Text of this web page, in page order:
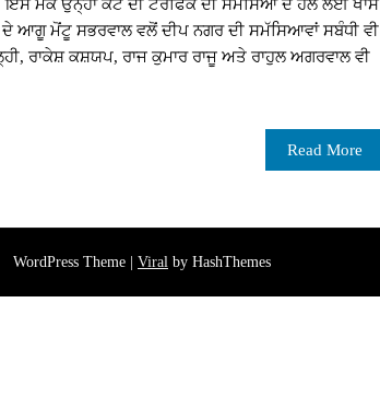
ਮੌਕੇ ਉਨ੍ਹਾਂ ਕੈਂਟ ਦੀ ਟਰੈਫਿਕ ਦੀ ਸਮੱਸਿਆ ਦੇ ਹੱਲ ਲਈ ਖਾਸ
ਆਗੂ ਮੋਂਟੂ ਸਭਰਵਾਲ ਵਲੋਂ ਦੀਪ ਨਗਰ ਦੀ ਸਮੱਸਿਆਵਾਂ ਸਬੰਧੀ ਵੀ
ਰਾਕੇਸ਼ ਕਸ਼ਯਪ, ਰਾਜ ਕੁਮਾਰ ਰਾਜੂ ਅਤੇ ਰਾਹੁਲ ਅਗਰਵਾਲ ਵੀ
Read More
WordPress Theme | Viral by HashThemes